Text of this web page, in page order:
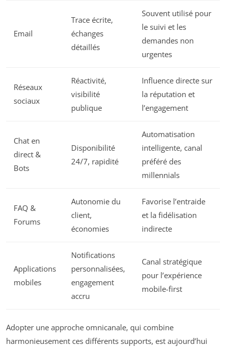
Email
Trace écrite,
échanges
détaillés
Souvent utilisé pour
le suivi et les
demandes non
urgentes
Réseaux
sociaux
Réactivité,
visibilité
publique
Influence directe sur
la réputation et
l’engagement
Chat en
direct &
Bots
Disponibilité
24/7, rapidité
Automatisation
intelligente, canal
préféré des
millennials
FAQ &
Forums
Autonomie du
client,
économies
Favorise l’entraide
et la fidélisation
indirecte
Applications
mobiles
Notifications
personnalisées,
engagement
accru
Canal stratégique
pour l’expérience
mobile-first
Adopter une approche omnicanale, qui combine
harmonieusement ces différents supports, est aujourd’hui